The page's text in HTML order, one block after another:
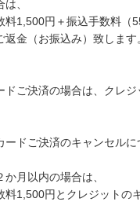
、
料1,500円＋振込手数料（
返金（お振込み）致します
ドご決済の場合は、クレ
ドご決済のキャンセルに
月以内の場合は、
料1,500円とクレジットの